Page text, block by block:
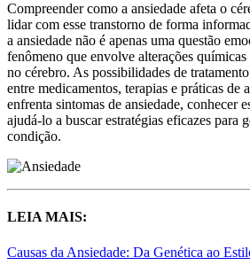
Compreender como a ansiedade afeta o
lidar com esse transtorno de forma
a ansiedade não é apenas uma questão
fenômeno que envolve alterações
no cérebro. As possibilidades de
entre medicamentos, terapias e práticas de
enfrenta sintomas de ansiedade, conhecer
ajudá-lo a buscar estratégias eficazes para
condição.
LEIA MAIS:
Causas da Ansiedade: Da Genética ao